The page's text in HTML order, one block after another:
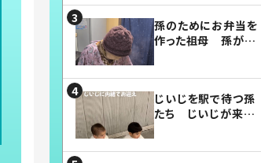
孫のためにお弁当を
作った祖母 孫が絶
じいじを駅で待つ孫
たち じいじが来た